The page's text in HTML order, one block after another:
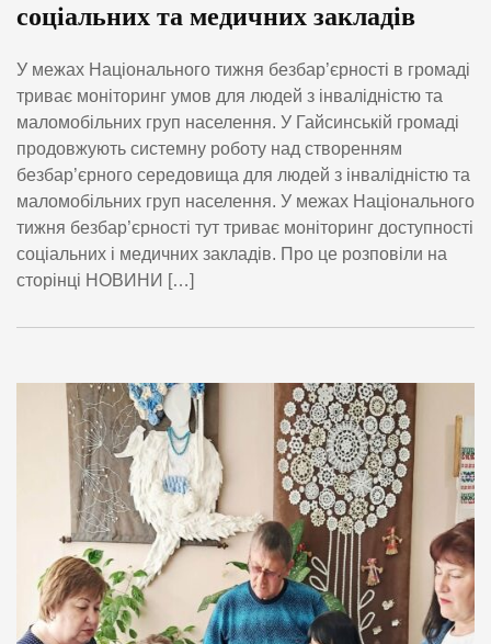
соціальних та медичних закладів
У межах Національного тижня безбар’єрності в громаді
триває моніторинг умов для людей з інвалідністю та
маломобільних груп населення. У Гайсинській громаді
продовжують системну роботу над створенням
безбар’єрного середовища для людей з інвалідністю та
маломобільних груп населення. У межах Національного
тижня безбар’єрності тут триває моніторинг доступності
соціальних і медичних закладів. Про це розповіли на
сторінці НОВИНИ […]